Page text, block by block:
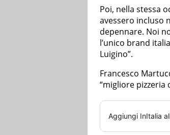
Poi, nella stessa
avessero incluso
depennare. Noi
l’unico brand
Luigino”.
Francesco
“migliore pizzeria
Aggiungi InItalia